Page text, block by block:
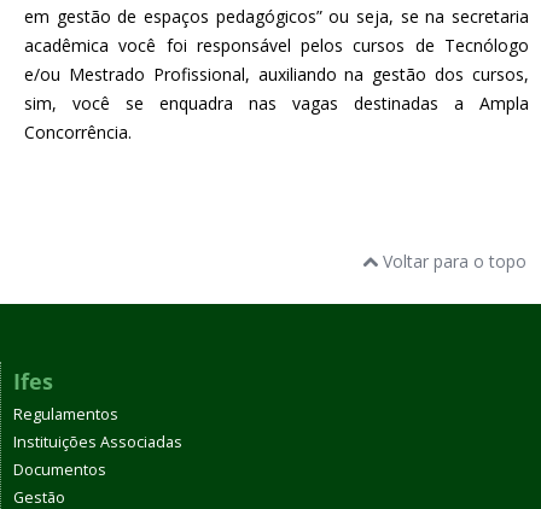
em gestão de espaços pedagógicos” ou seja, se na secretaria
acadêmica você foi responsável pelos cursos de Tecnólogo
e/ou Mestrado Profissional, auxiliando na gestão dos cursos,
sim, você se enquadra nas vagas destinadas a Ampla
Concorrência.
Voltar para o topo
Ifes
Regulamentos
Instituições Associadas
Documentos
Gestão